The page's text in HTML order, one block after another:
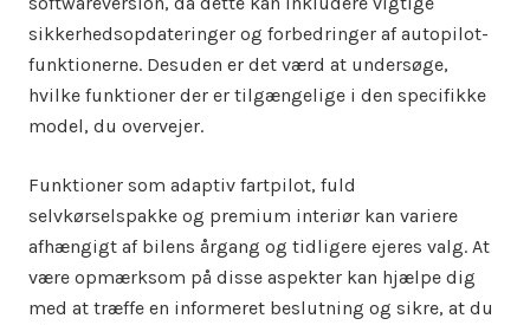
sikkerhedsopdateringer og forbedringer af autopilot-
funktionerne. Desuden er det værd at undersøge,
hvilke funktioner der er tilgængelige i den specifikke
model, du overvejer.
Funktioner som adaptiv fartpilot, fuld
selvkørselspakke og premium interiør kan variere
afhængigt af bilens årgang og tidligere ejeres valg. At
være opmærksom på disse aspekter kan hjælpe dig
med at træffe en informeret beslutning og sikre, at du